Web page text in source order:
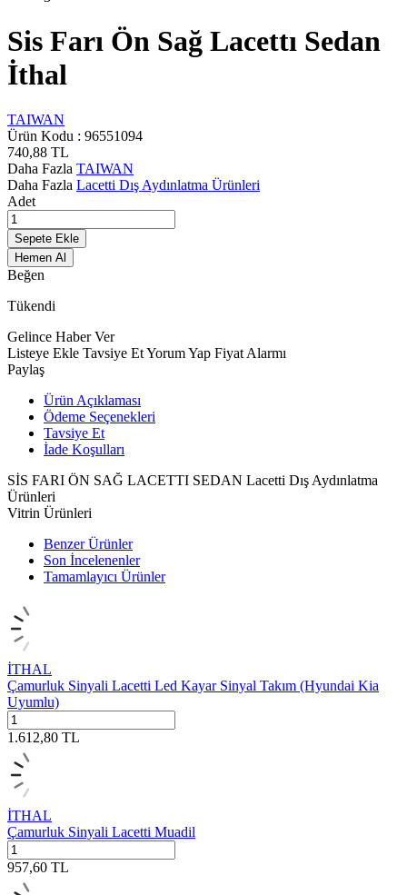
Sis Farı Ön Sağ Lacettı Sedan
İthal
TAIWAN
Ürün Kodu : 96551094
740,88 TL
Daha Fazla TAIWAN
Daha Fazla Lacetti Dış Aydınlatma Ürünleri
Adet
Sepete Ekle
Hemen Al
Beğen
Tükendi
Gelince Haber Ver
Listeye Ekle Tavsiye EtYorum Yap Fiyat Alarmı
Paylaş
Ürün Açıklaması
Ödeme Seçenekleri
Tavsiye Et
İade Koşulları
SİS FARI ÖN SAĞ LACETTI SEDAN Lacetti Dış Aydınlatma
Ürünleri
Vitrin Ürünleri
Benzer Ürünler
Son İncelenenler
Tamamlayıcı Ürünler
İTHAL
Çamurluk Sinyali Lacetti Led Kayar Sinyal Takım (Hyundai Kia
Uyumlu)
1.612,80 TL
İTHAL
Çamurluk Sinyali Lacetti Muadil
957,60 TL